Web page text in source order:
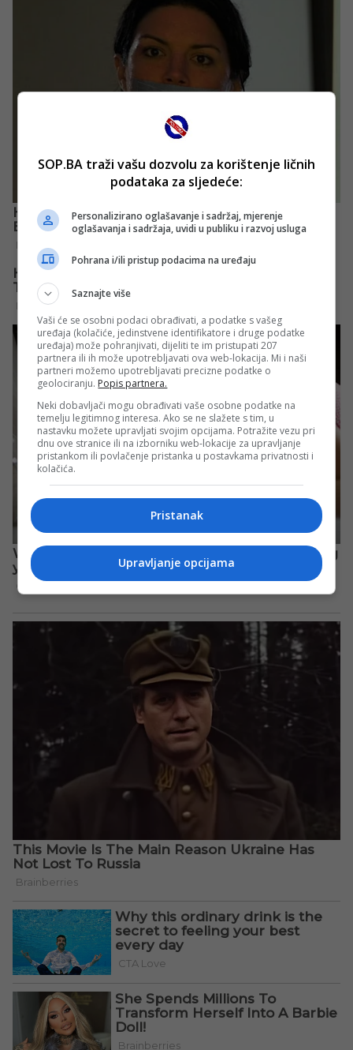
SOP.BA traži vašu dozvolu za korištenje ličnih
podataka za sljedeće:
Personalizirano oglašavanje i sadržaj, mjerenje
oglašavanja i sadržaja, uvidi u publiku i razvoj usluga
Pohrana i/ili pristup podacima na uređaju
Saznajte više
Vaši će se osobni podaci obrađivati, a podatke s vašeg
uređaja (kolačiće, jedinstvene identifikatore i druge podatke
uređaja) može pohranjivati, dijeliti te im pristupati 207
partnera ili ih može upotrebljavati ova web-lokacija. Mi i naši
partneri možemo upotrebljavati precizne podatke o
geolociranju. Popis partnera.
Neki dobavljači mogu obrađivati vaše osobne podatke na
temelju legitimnog interesa. Ako se ne slažete s tim, u
nastavku možete upravljati svojim opcijama. Potražite vezu pri
dnu ove stranice ili na izborniku web-lokacije za upravljanje
pristankom ili povlačenje pristanka u postavkama privatnosti i
kolačića.
Pristanak
Upravljanje opcijama